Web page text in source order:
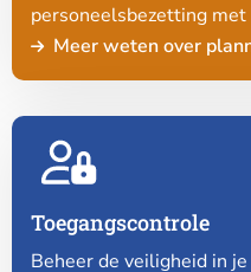
personeelsbezetting
Meer weten over
Toegangscontrole
Beheer de veiligheid in
Lees
meer
over
Toegangscontrole